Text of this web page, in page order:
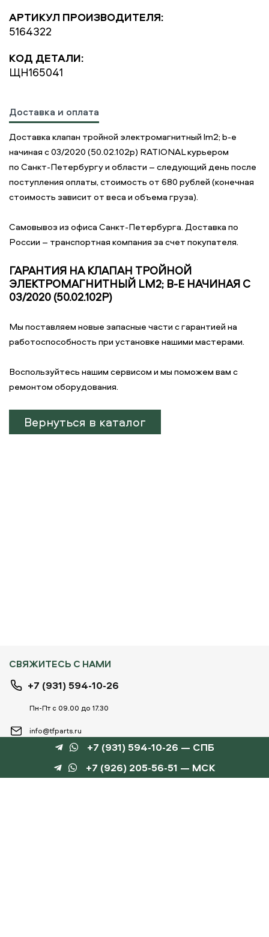
АРТИКУЛ ПРОИЗВОДИТЕЛЯ:
5164322
КОД ДЕТАЛИ:
ЩН165041
Доставка и оплата
Доставка клапан тройной электромагнитный lm2; b-e
начиная с 03/2020 (50.02.102p) RATIONAL курьером
по Санкт-Петербургу и области – следующий день после
поступления оплаты, стоимость от 680 рублей (конечная
стоимость зависит от веса и объема груза).
Самовывоз из офиса Санкт-Петербурга. Доставка по
России – транспортная компания за счет покупателя.
ГАРАНТИЯ НА КЛАПАН ТРОЙНОЙ
ЭЛЕКТРОМАГНИТНЫЙ LM2; B-E НАЧИНАЯ С
03/2020 (50.02.102P)
Мы поставляем новые запасные части с гарантией на
работоспособность при установке нашими мастерами.
Воспользуйтесь нашим сервисом и мы поможем вам с
ремонтом оборудования.
Вернуться в каталог
СВЯЖИТЕСЬ С НАМИ
+7 (931) 594-10-26
Пн-Пт с 09.00 до 17.30
info@tfparts.ru
ТЕХНОБОКС
+7 (931) 594-10-26 — СПБ
+7 (926) 205-56-51 — МСК